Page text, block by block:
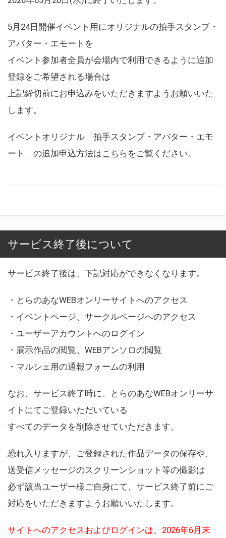
5月24日開催イベント用にオリジナルの拍手スタンプ・
アバター・エモートを
イベント参加者全員が会場内で利用できるように追加
登録をご希望される場合は
上記締切前にお申込みをいただきますようお願いいた
します。
イベントオリジナル「拍手スタンプ・アバター・エモ
ート」の追加申込方法はこちら をご覧ください。
サービス終了後について
サービス終了後は、下記対応ができなくなります。
・とらのあなWEBオンリーサイトへのアクセス
・イベントページ、サークルページへのアクセス
・ユーザーアカウントへのログイン
・展示作品の閲覧、WEBアンソロの閲覧
・マルシェ用の通報フォームの利用
なお、サービス終了時に、とらのあなWEBオンリーサ
イトにてご登録いただいている
すべてのデータを削除させていただきます。
恐れ入りますが、ご登録された作品データの保存や、
送受信メッセージのスクリーンショット等の撮影は
必ず該当ユーザー様ご自身にて、サービス終了前にご
対応をいただきますようお願いいたします。
サイトへのアクセスおよびログインは、2026年6月末